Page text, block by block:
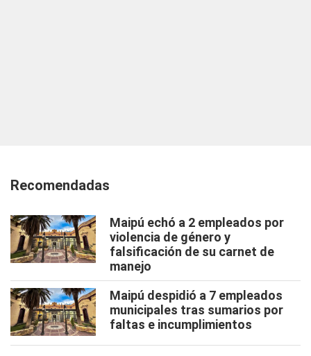
Recomendadas
Maipú echó a 2 empleados por
violencia de género y
falsificación de su carnet de
manejo
Maipú despidió a 7 empleados
municipales tras sumarios por
faltas e incumplimientos